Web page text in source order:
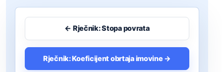
← Rječnik: Stopa povrata
Rječnik: Koeficijent obrtaja imovine →